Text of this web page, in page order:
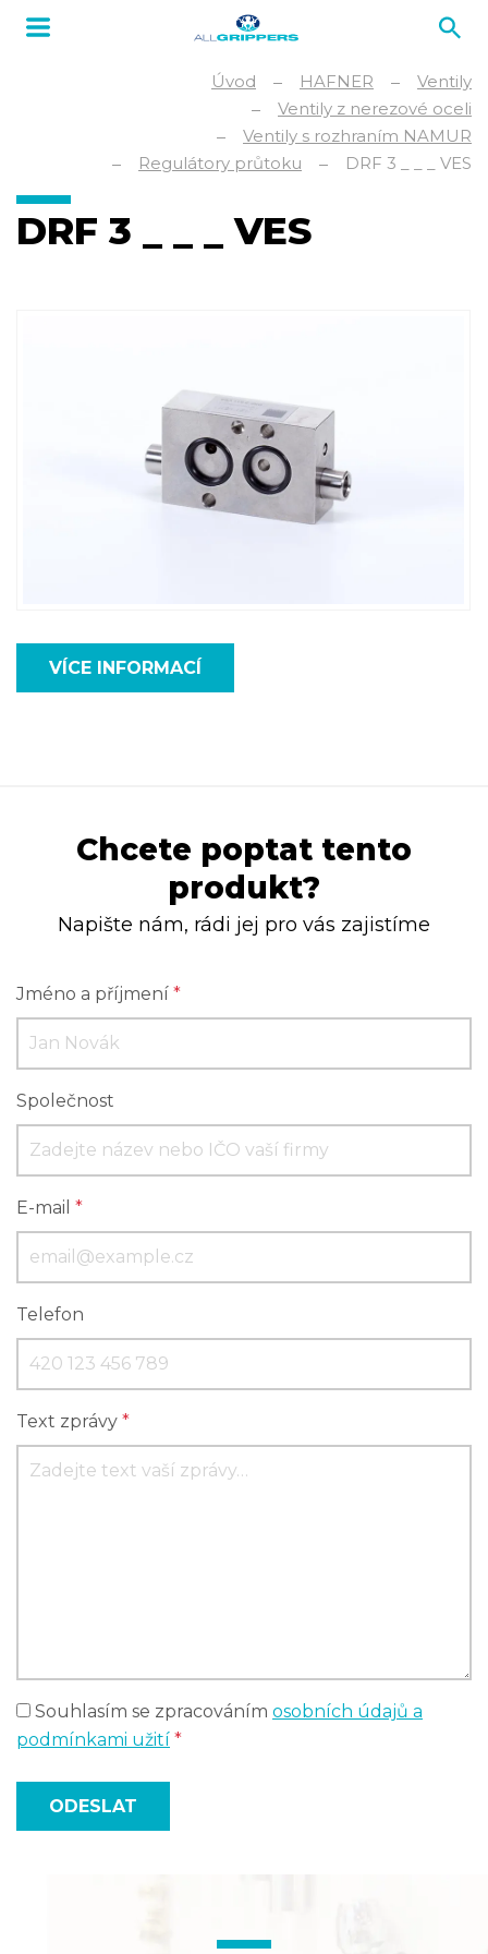
Úvod HAFNER
Ventily
Ventily z nerezové oceli
Ventily s rozhraním NAMUR
Regulátory průtoku
DRF 3 _ _ _ VES
DRF 3 _ _ _ VES
VÍCE INFORMACÍ
Chcete poptat tento
produkt?
Napište nám, rádi jej pro vás zajistíme
Jméno a příjmení *
Společnost
E-mail *
Telefon
Text zprávy *
Souhlasím se zpracováním osobních údajů a
podmínkami užití *
ODESLAT